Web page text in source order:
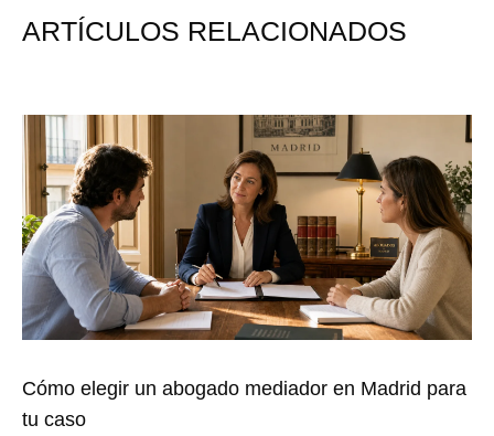
ARTÍCULOS RELACIONADOS
Cómo elegir un abogado mediador en Madrid para
tu caso